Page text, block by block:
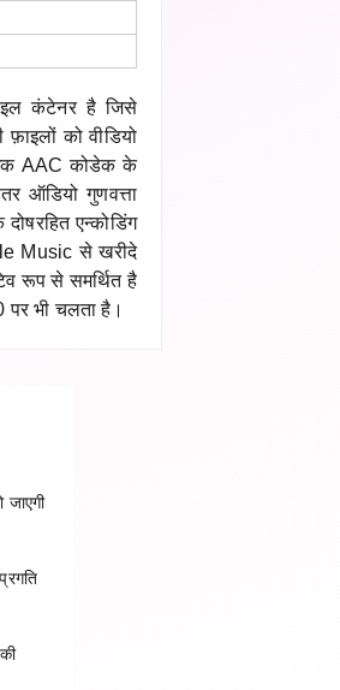
कंटेनर है जिसे
को वीडियो
AAC कोडेक के
ऑडियो गुणवत्ता
एन्कोडिंग
Music से खरीदे
रूप से समर्थित है
भी चलता है।